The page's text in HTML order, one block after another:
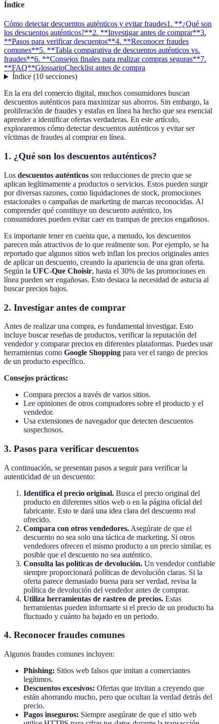
Índice
Cómo detectar descuentos auténticos y evitar fraudes1. **¿Qué son
los descuentos auténticos?**2. **Investigar antes de comprar**3.
**Pasos para verificar descuentos**4. **Reconocer fraudes
comunes**5. **Tabla comparativa de descuentos auténticos vs.
fraudes**6. **Consejos finales para realizar compras seguras**7.
**FAQ**GlossarioChecklist antes de compra
Índice(10 secciones)
En la era del comercio digital, muchos consumidores buscan
descuentos auténticos para maximizar sus ahorros. Sin embargo, la
proliferación de fraudes y estafas en línea ha hecho que sea esencial
aprender a identificar ofertas verdaderas. En este artículo,
exploraremos cómo detectar descuentos auténticos y evitar ser
víctimas de fraudes al comprar en línea.
1. ¿Qué son los descuentos auténticos?
Los descuentos auténticos son reducciones de precio que se
aplican legítimamente a productos o servicios. Estos pueden surgir
por diversas razones, como liquidaciones de stock, promociones
estacionales o campañas de marketing de marcas reconocidas. Al
comprender qué constituye un descuento auténtico, los
consumidores pueden evitar caer en trampas de precios engañosos.
Es importante tener en cuenta que, a menudo, los descuentos
parecen más atractivos de lo que realmente son. Por ejemplo, se ha
reportado que algunos sitios web inflan los precios originales antes
de aplicar un descuento, creando la apariencia de una gran oferta.
Según la UFC-Que Choisir, hasta el 30% de las promociones en
línea pueden ser engañosas. Esto destaca la necesidad de astucia al
buscar precios bajos.
2. Investigar antes de comprar
Antes de realizar una compra, es fundamental investigar. Esto
incluye buscar reseñas de productos, verificar la reputación del
vendedor y comparar precios en diferentes plataformas. Puedes usar
herramientas como Google Shopping para ver el rango de precios
de un producto específico.
Consejos prácticos:
Compara precios a través de varios sitios.
Lee opiniones de otros compradores sobre el producto y el
vendedor.
Usa extensiones de navegador que detecten descuentos
sospechosos.
3. Pasos para verificar descuentos
A continuación, se presentan pasos a seguir para verificar la
autenticidad de un descuento:
Identifica el precio original. Busca el precio original del
producto en diferentes sitios web o en la página oficial del
fabricante. Esto te dará una idea clara del descuento real
ofrecido.
Compara con otros vendedores. Asegúrate de que el
descuento no sea solo una táctica de marketing. Si otros
vendedores ofrecen el mismo producto a un precio similar, es
posible que el descuento no sea auténtico.
Consulta las políticas de devolución. Un vendedor confiable
siempre proporcionará políticas de devolución claras. Si la
oferta parece demasiado buena para ser verdad, revisa la
política de devolución del vendedor antes de comprar.
Utiliza herramientas de rastreo de precios. Estas
herramientas pueden informarte si el precio de un producto ha
fluctuado y cuánto ha bajado en un periodo.
4. Reconocer fraudes comunes
Algunos fraudes comunes incluyen:
Phishing: Sitios web falsos que imitan a comerciantes
legítimos.
Descuentos excesivos: Ofertas que invitan a creyendo que
están ahorrando mucho, pero que ocultan la verdad detrás del
precio.
Pagos inseguros: Siempre asegúrate de que el sitio web